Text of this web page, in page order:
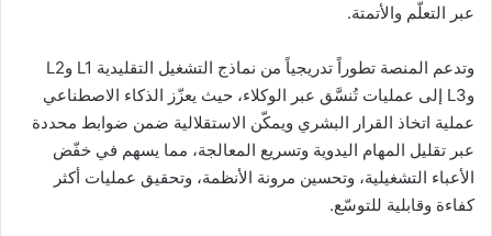
عبر التعلّم والأتمتة.
وتدعم المنصة تطوراً تدريجياً من نماذج التشغيل التقليدية L1 وL2
وL3 إلى عمليات تُنسَّق عبر الوكلاء، حيث يعزّز الذكاء الاصطناعي
عملية اتخاذ القرار البشري ويمكّن الاستقلالية ضمن ضوابط محددة
عبر تقليل المهام اليدوية وتسريع المعالجة، مما يسهم في خفّض
الأعباء التشغيلية، وتحسين مرونة الأنظمة، وتحقيق عمليات أكثر
كفاءة وقابلية للتوسّع.